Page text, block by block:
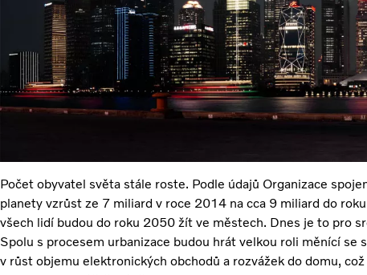
Počet obyvatel světa stále roste. Podle údajů Organizace
planety vzrůst ze 7 miliard v roce 2014 na cca 9 miliard do
všech lidí budou do roku 2050 žít ve městech. Dnes je to pro
Spolu s procesem urbanizace budou hrát velkou roli měnící se
v růst objemu elektronických obchodů a rozvážek do domu,